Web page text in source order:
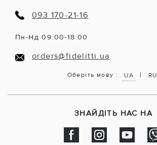
093 170-21-16
Пн-Нд 09:00-18:00
orders@fidelitti.ua
Оберіть мову : UA | RU
ЗНАЙДІТЬ НАС НА